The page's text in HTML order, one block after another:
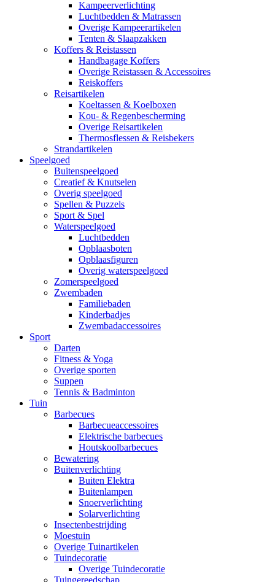
Kampeerverlichting
Luchtbedden & Matrassen
Overige Kampeerartikelen
Tenten & Slaapzakken
Koffers & Reistassen
Handbagage Koffers
Overige Reistassen & Accessoires
Reiskoffers
Reisartikelen
Koeltassen & Koelboxen
Kou- & Regenbescherming
Overige Reisartikelen
Thermosflessen & Reisbekers
Strandartikelen
Speelgoed
Buitenspeelgoed
Creatief & Knutselen
Overig speelgoed
Spellen & Puzzels
Sport & Spel
Waterspeelgoed
Luchtbedden
Opblaasboten
Opblaasfiguren
Overig waterspeelgoed
Zomerspeelgoed
Zwembaden
Familiebaden
Kinderbadjes
Zwembadaccessoires
Sport
Darten
Fitness & Yoga
Overige sporten
Suppen
Tennis & Badminton
Tuin
Barbecues
Barbecueaccessoires
Elektrische barbecues
Houtskoolbarbecues
Bewatering
Buitenverlichting
Buiten Elektra
Buitenlampen
Snoerverlichting
Solarverlichting
Insectenbestrijding
Moestuin
Overige Tuinartikelen
Tuindecoratie
Overige Tuindecoratie